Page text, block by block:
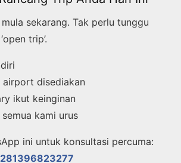
sekarang. Tak perlu tunggu
trip’.
airport disediakan
ikut keinginan
kami urus
ini untuk konsultasi percuma: